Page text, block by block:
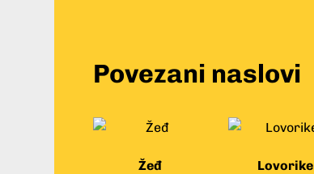
Povezani naslovi
Žeđ
Lovorike